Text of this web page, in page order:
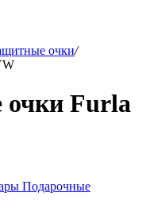
очки/
очки Furla
Подарочные